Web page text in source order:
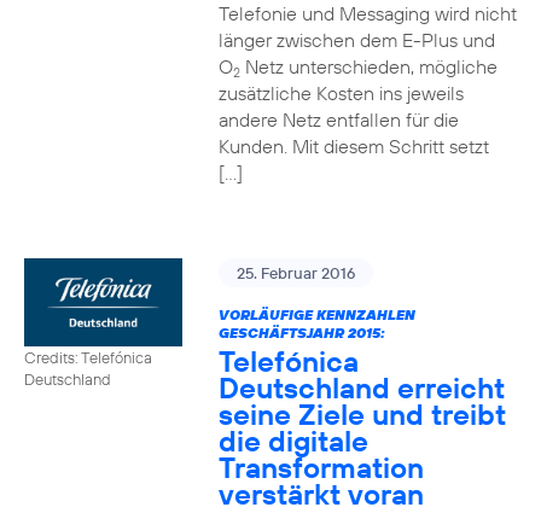
Telefonie und Messaging wird nicht
länger zwischen dem E-Plus und
O2Netz unterschieden, mögliche
zusätzliche Kosten ins jeweils
andere Netz entfallen für die
Kunden. Mit diesem Schritt setzt
[…]
Credits: Telefónica
Deutschland
25. Februar 2016
VORLÄUFIGE KENNZAHLEN
GESCHÄFTSJAHR 2015:
Telefónica
Deutschland erreicht
seine Ziele und treibt
die digitale
Transformation
verstärkt voran